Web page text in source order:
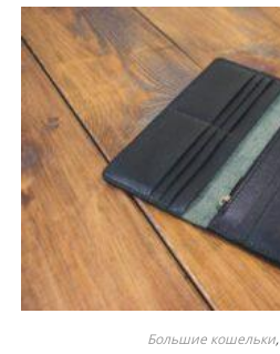
Большие кошельки,